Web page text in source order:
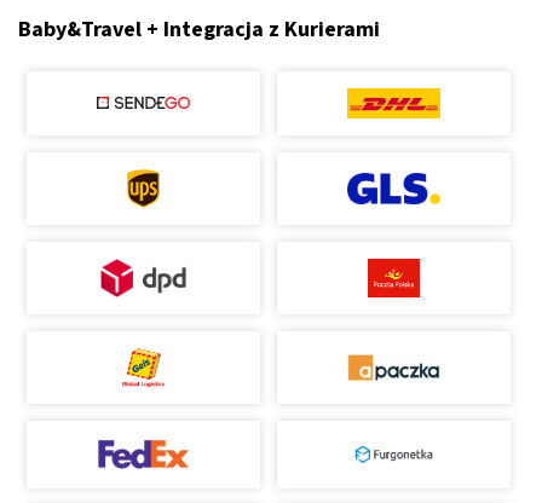
Baby&Travel + Integracja z Kurierami